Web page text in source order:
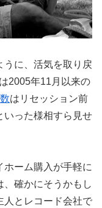
うに、活気を取り戻
は2005年11月以来の
はリセッション前
いった様相すら見せ
ホーム購入が手軽に
、確かにそうかもし
人とレコード会社で